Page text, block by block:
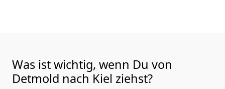
Was ist wichtig, wenn Du von
Detmold nach Kiel ziehst?